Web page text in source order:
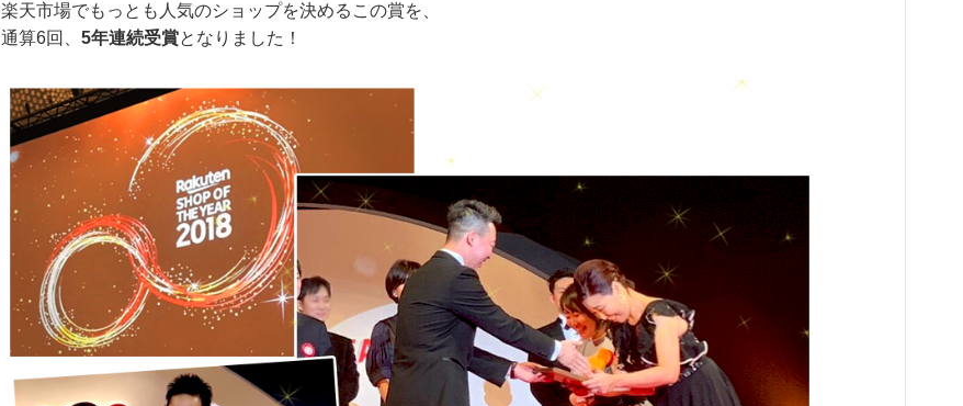
楽天市場でもっとも人気のショップを決めるこの賞を、
通算6回、5年連続受賞となりました！